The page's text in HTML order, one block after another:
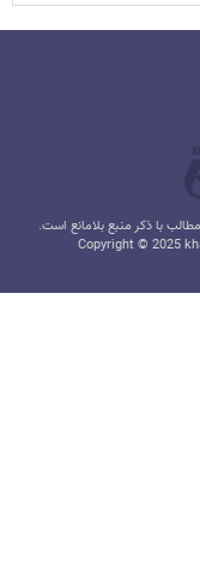
با ذکر منبع بلامانع است.
Copyright © 2025